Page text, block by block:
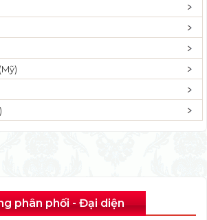
phân phối - Đại diện